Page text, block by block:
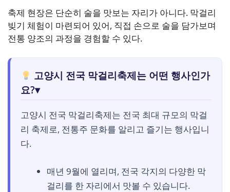
축제 현장은 단순히 술을 맛보는 자리가 아니다. 막걸리
빚기 체험이 마련되어 있어, 직접 손으로 술을 담가보며
전통 양조의 과정을 경험할 수 있다.
고양시 전국 막걸리축제는 어떤 행사인가
요?▾
고양시 전국 막걸리축제는 전국 최대 규모의 막걸
리 축제로, 전통주 문화를 알리고 즐기는 행사입니
다.
매년 9월에 열리며, 전국 각지의 다양한 막
걸리를 한 자리에서 맛볼 수 있습니다.